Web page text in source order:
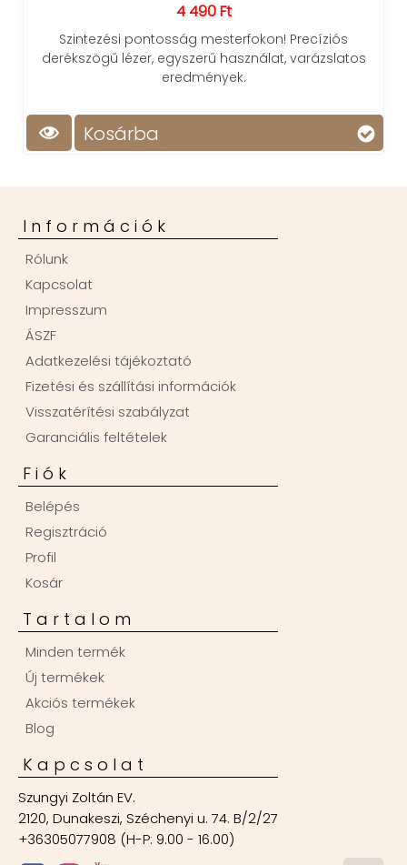
4 490 Ft
Szintezési pontosság mesterfokon! Precíziós
derékszögű lézer, egyszerű használat, varázslatos
eredmények.
Kosárba
Információk
Rólunk
Kapcsolat
Impresszum
ÁSZF
Adatkezelési tájékoztató
Fizetési és szállítási információk
Visszatérítési szabályzat
Garanciális feltételek
Fiók
Belépés
Regisztráció
Profil
Kosár
Tartalom
Minden termék
Új termékek
Akciós termékek
Blog
Kapcsolat
Szungyi Zoltán EV.
2120, Dunakeszi, Széchenyi u. 74. B/2/27
+36305077908 (H-P: 9.00 - 16.00)